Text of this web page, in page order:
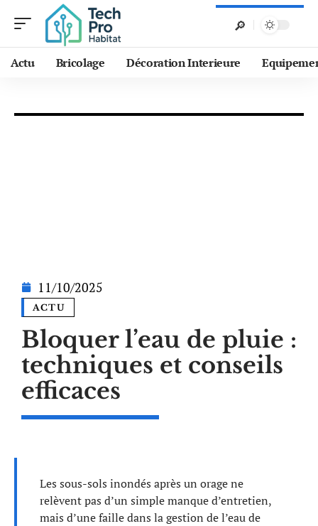
Actu Bricolage Décoration Interieure
11/10/2025
ACTU
Bloquer l’eau de pluie :
techniques et conseils
efficaces
Les sous-sols inondés après un orage ne
relèvent pas d’un simple manque d’entretien,
mais d’une faille dans la gestion de l’eau de